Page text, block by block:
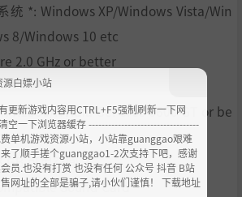
统 *: Windows XP/Windows Vista/Win
8/Windows 10 etc
2.0 GHz or better
X1300/NVidia GeForce 6600 GT or be
GB 可用空间
Sound Card
源白嫖小站
更新游戏内容用CTRL+F5强制刷新一下网
空一下浏览器缓存 ----------------------------------
单机游戏资源小站，小站靠guanggao艰难
了顺手搓个guanggao1-2次支持下吧，感谢
员.也没有打赏 也没有任何 公众号 抖音 B站
网址的全部是骗子,请小伙们谨慎！ 下载地址